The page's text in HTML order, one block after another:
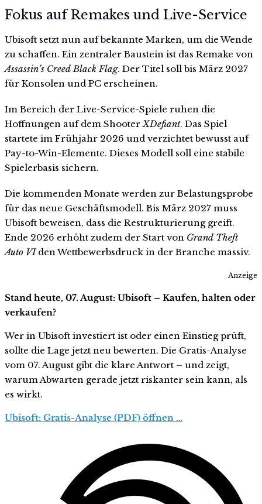
Fokus auf Remakes und Live-Service
Ubisoft setzt nun auf bekannte Marken, um die Wende
zu schaffen. Ein zentraler Baustein ist das Remake von
Assassin’s Creed Black Flag. Der Titel soll bis März 2027
für Konsolen und PC erscheinen.
Im Bereich der Live-Service-Spiele ruhen die
Hoffnungen auf dem ShooterXDefiant. Das Spiel
startete im Frühjahr 2026 und verzichtet bewusst auf
Pay-to-Win-Elemente. Dieses Modell soll eine stabile
Spielerbasis sichern.
Die kommenden Monate werden zur Belastungsprobe
für das neue Geschäftsmodell. Bis März 2027 muss
Ubisoft beweisen, dass die Restrukturierung greift.
Ende 2026 erhöht zudem der Start von Grand Theft
Auto VIden Wettbewerbsdruck in der Branche massiv.
Anzeige
Stand heute, 07. August: Ubisoft – Kaufen, halten oder
verkaufen?
Wer in Ubisoft investiert ist oder einen Einstieg prüft,
sollte die Lage jetzt neu bewerten. Die Gratis-Analyse
vom 07. August gibt die klare Antwort – und zeigt,
warum Abwarten gerade jetzt riskanter sein kann, als
es wirkt.
Ubisoft: Gratis-Analyse (PDF) öffnen …